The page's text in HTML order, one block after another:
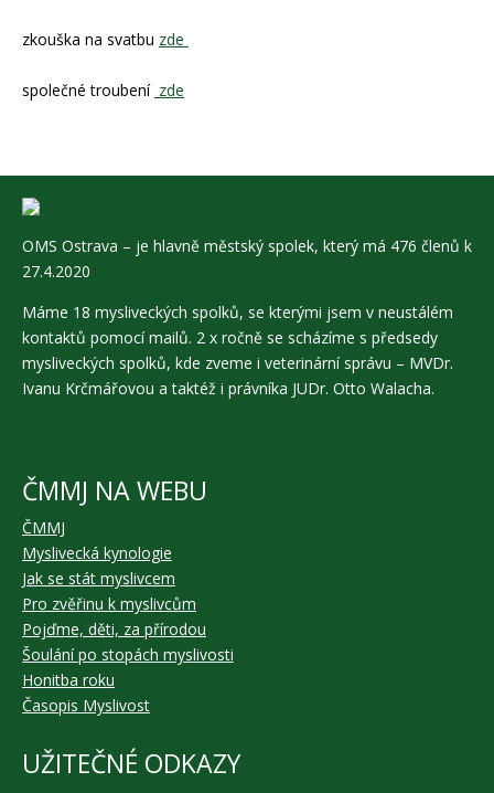
zkouška na svatbu zde
společné troubení zde
OMS Ostrava – je hlavně městský spolek, který má 476 členů k
27.4.2020
Máme 18 mysliveckých spolků, se kterými jsem v neustálém
kontaktů pomocí mailů. 2 x ročně se scházíme s předsedy
mysliveckých spolků, kde zveme i veterinární správu – MVDr.
Ivanu Krčmářovou a taktéž i právníka JUDr. Otto Walacha.
ČMMJ NA WEBU
ČMMJ
Myslivecká kynologie
Jak se stát myslivcem
Pro zvěřinu k myslivcům
Pojďme, děti, za přírodou
Šoulání po stopách myslivosti
Honitba roku
Časopis Myslivost
UŽITEČNÉ ODKAZY